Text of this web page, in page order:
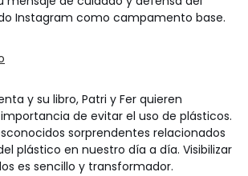
Instagram como campamento base.
y su libro, Patri y Fer quieren
de evitar el uso de plásticos.
sorprendentes relacionados
plástico en nuestro día a día. Visibilizar
es sencillo y transformador.